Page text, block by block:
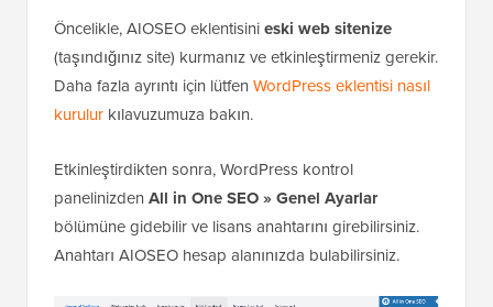
Öncelikle, AIOSEO eklentisinieski web sitenize
(taşındığınız site) kurmanız ve etkinleştirmeniz gerekir.
Daha fazla ayrıntı için lütfen WordPress eklentisi nasıl
kurulur kılavuzumuza bakın.
Etkinleştirdikten sonra, WordPress kontrol
panelinizden All in One SEO » Genel Ayarlar
bölümüne gidebilir ve lisans anahtarını girebilirsiniz.
Anahtarı AIOSEO hesap alanınızda bulabilirsiniz.